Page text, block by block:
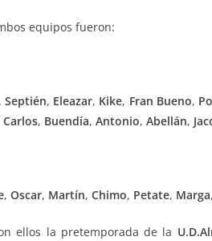
equipos fueron:
,Septién, Eleazar, Kike, Fran Bueno,
Carlos, Buendía, Antonio, Abellán,
, Oscar, Martín, Chimo, Petate, Marga,
ellos la pretemporada de la